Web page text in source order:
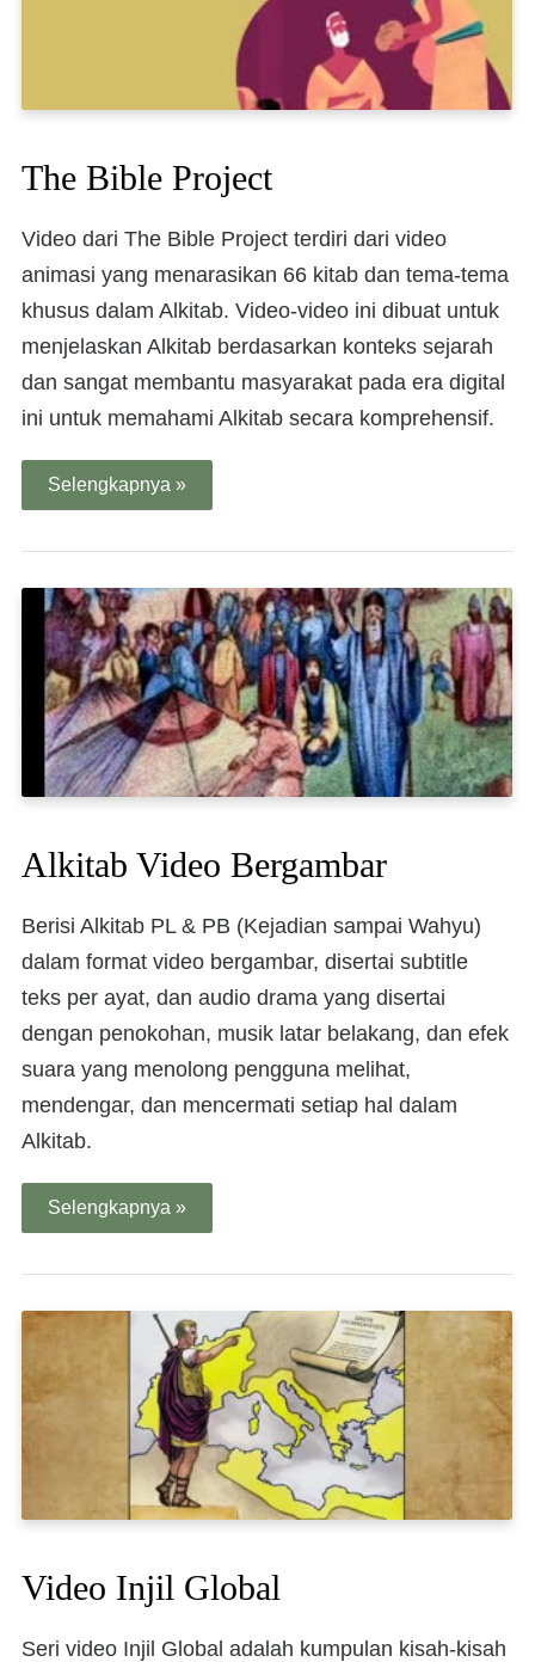
The Bible Project
Video dari The Bible Project terdiri dari video
animasi yang menarasikan 66 kitab dan tema-tema
khusus dalam Alkitab. Video-video ini dibuat untuk
menjelaskan Alkitab berdasarkan konteks sejarah
dan sangat membantu masyarakat pada era digital
ini untuk memahami Alkitab secara komprehensif.
Selengkapnya »
Alkitab Video Bergambar
Berisi Alkitab PL & PB (Kejadian sampai Wahyu)
dalam format video bergambar, disertai subtitle
teks per ayat, dan audio drama yang disertai
dengan penokohan, musik latar belakang, dan efek
suara yang menolong pengguna melihat,
mendengar, dan mencermati setiap hal dalam
Alkitab.
Selengkapnya »
Video Injil Global
Seri video Injil Global adalah kumpulan kisah-kisah